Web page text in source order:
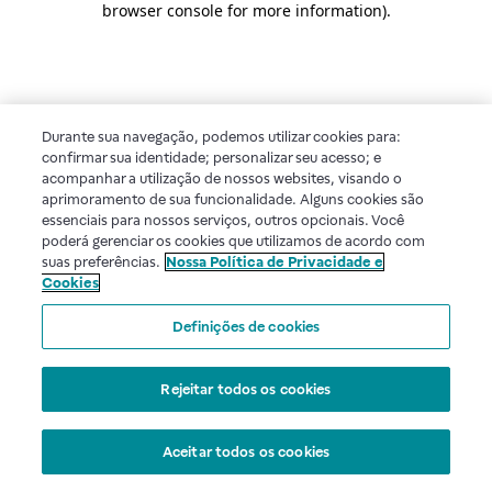
browser console for more information).
Durante sua navegação, podemos utilizar cookies para:
confirmar sua identidade; personalizar seu acesso; e
acompanhar a utilização de nossos websites, visando o
aprimoramento de sua funcionalidade. Alguns cookies são
essenciais para nossos serviços, outros opcionais. Você
poderá gerenciar os cookies que utilizamos de acordo com
suas preferências. Nossa Política de Privacidade e
Cookies
Definições de cookies
Rejeitar todos os cookies
Aceitar todos os cookies